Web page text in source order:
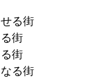
る街
街
街
る街